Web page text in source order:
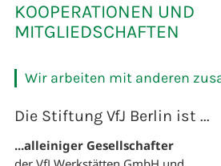
KOOPERATIONEN UND
MITGLIEDSCHAFTEN
Wir arbeiten mit anderen
Die Stiftung VfJ Berlin ist ...
...alleiniger Gesellschafter